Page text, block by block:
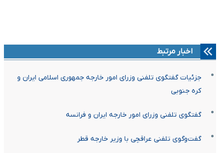
اخبار مرتبط
جزئیات گفتگوی تلفنی وزرای امور خارجه جمهوری اسلامی ایران و
کره جنوبی
گفتگوی تلفنی وزرای امور خارجه ایران و فرانسه
گفت‌وگوی تلفنی عراقچی با وزیر خارجه قطر